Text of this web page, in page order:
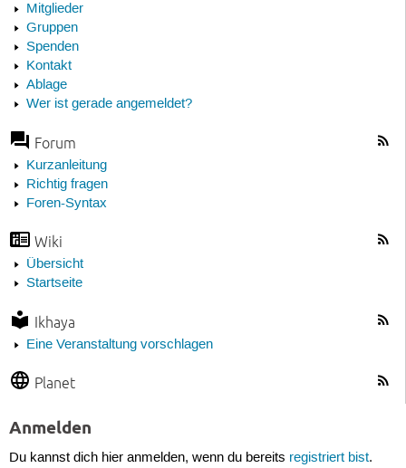
Mitglieder
Gruppen
Spenden
Kontakt
Ablage
Wer ist gerade angemeldet?
Forum
Kurzanleitung
Richtig fragen
Foren-Syntax
Wiki
Übersicht
Startseite
Ikhaya
Eine Veranstaltung vorschlagen
Planet
Anmelden
Du kannst dich hier anmelden, wenn du bereits registriert bist.